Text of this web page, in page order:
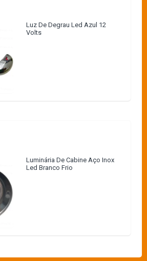
Luz De Degrau Led Azul 12
Volts
Luminária De Cabine Aço Inox
Led Branco Frio